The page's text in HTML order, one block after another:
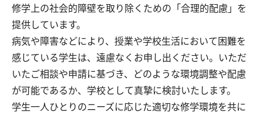
修学上の社会的障壁を取り除くための「合理的配慮」を
提供しています。
病気や障害などにより、授業や学校生活において困難を
感じている学生は、遠慮なくお申し出ください。いただ
いたご相談や申請に基づき、どのような環境調整や配慮
が可能であるか、学校として真摯に検討いたします。
学生一人ひとりのニーズに応じた適切な修学環境を共に